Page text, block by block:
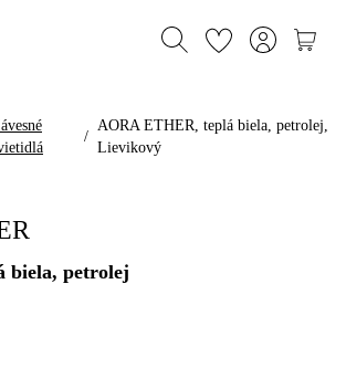
/
AORA ETHER, teplá biela, petrolej,
Lievikový
biela, petrolej